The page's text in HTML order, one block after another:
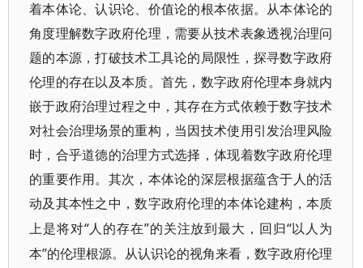
着本体论、认识论、价值论的根本依据。从本体论的
角度理解数字政府伦理，需要从技术表象透视治理问
题的本源，打破技术工具论的局限性，探寻数字政府
伦理的存在以及本质。首先，数字政府伦理本身就内
嵌于政府治理过程之中，其存在方式依赖于数字技术
对社会治理场景的重构，当因技术使用引发治理风险
时，合乎道德的治理方式选择，体现着数字政府伦理
的重要作用。其次，本体论的深层根据蕴含于人的活
动及其本性之中，数字政府伦理的本体论建构，本质
上是将对“人的存在”的关注放到最大，回归“以人为
本”的伦理根源。从认识论的视角来看，数字政府伦理